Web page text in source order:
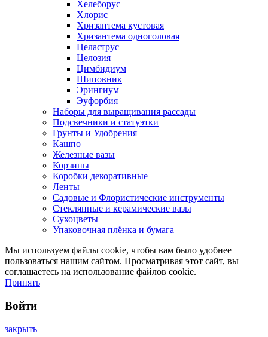
Хелеборус
Хлорис
Хризантема кустовая
Хризантема одноголовая
Целаструс
Целозия
Цимбидиум
Шиповник
Эрингиум
Эуфорбия
Наборы для выращивания рассады
Подсвечники и статуэтки
Грунты и Удобрения
Кашпо
Железные вазы
Корзины
Коробки декоративные
Ленты
Садовые и Флористические инструменты
Стеклянные и керамические вазы
Сухоцветы
Упаковочная плёнка и бумага
Мы используем файлы cookie, чтобы вам было удобнее
пользоваться нашим сайтом. Просматривая этот сайт, вы
соглашаетесь на использование файлов cookie.
Принять
Войти
закрыть